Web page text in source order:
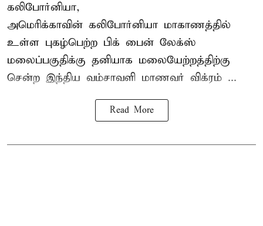
கலிபோர்னியா,
அமெரிக்காவின் கலிபோர்னியா மாகாணத்தில்
உள்ள புகழ்பெற்ற பிக் பைன் லேக்ஸ்
மலைப்பகுதிக்கு தனியாக மலையேற்றத்திற்கு
சென்ற இந்திய வம்சாவளி மாணவர் விக்ரம் ...
Read More